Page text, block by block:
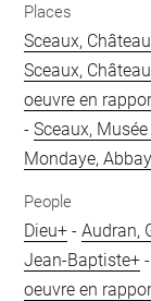
Places
Sceaux,
Sceaux,
oeuvre en
-Sceaux,
Mondaye,
People
Dieu+ -Audran,
Jean-Baptiste+ -
oeuvre en